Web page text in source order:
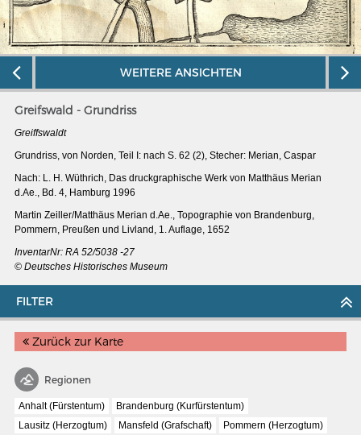
SCHIFFSTYPEN
Entwicklungen im europäischen Schiffbau
MERIANS DEUTSCHLAND 1642 - 1654
Bildergalerie Topographia Germaniae
Impressum
FILTER
Zurück zur Karte
Regionen
Anhalt (Fürstentum)
Brandenburg (Kurfürstentum)
Lausitz (Herzogtum)
Mansfeld (Grafschaft) Pommern (Herzogtum)
WEITERE ANSICHTEN
Greifswald - Grundriss
Greiffswaldt
Grundriss, von Norden, Teil I: nach S. 62 (2), Stecher: Merian, Caspar
Nach: L. H. Wüthrich, Das druckgraphische Werk von Matthäus Merian
d.Ae., Bd. 4, Hamburg 1996
Martin Zeiller/Matthäus Merian d.Ae., Topographie von Brandenburg,
Pommern, Preußen und Livland, 1. Auflage, 1652
InventarNr: RA 52/5038 -27
© Deutsches Historisches Museum